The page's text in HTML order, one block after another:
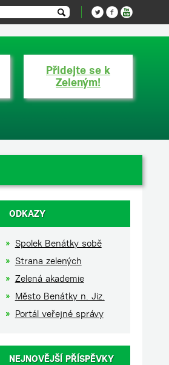
Přidejte se k
Zeleným!
ODKAZY
Spolek Benátky sobě
Strana zelených
Zelená akademie
Město Benátky n. Jiz.
Portál veřejné správy
NEJNOVĚJŠÍ PŘÍSPĚVKY